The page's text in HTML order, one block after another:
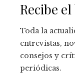
Recibe
Toda la
entrevistas,
consejos y
periódicas.